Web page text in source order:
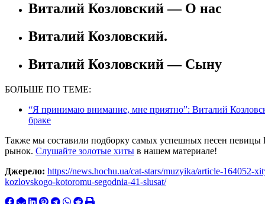
Виталий Козловский — О нас
Виталий Козловский.
Виталий Козловский — Сыну
БОЛЬШЕ ПО ТЕМЕ:
“Я принимаю внимание, мне приятно”: Виталий
браке
Также мы составили подборку самых успешных песен певицы
рынок. Слушайте золотые хиты в нашем материале!
Джерело: https://news.hochu.ua/cat-stars/muzyika/article-164052-
kozlovskogo-kotoromu-segodnia-41-slusat/